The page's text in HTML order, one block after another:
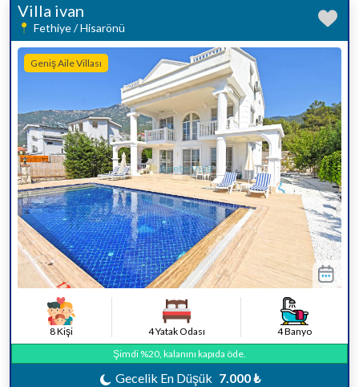
Villa ivan
Fethiye / Hisarönü
Geniş Aile Villası
8 Kişi 4 Yatak Odası
4 Banyo
Şimdi %20, kalanını kapıda öde.
Gecelik En Düşük 7.000 ₺